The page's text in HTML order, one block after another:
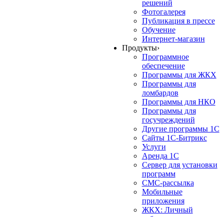
решений
Фотогалерея
Публикация в прессе
Обучение
Интернет-магазин
Продукты›
Программное
обеспечение
Программы для ЖКХ
Программы для
ломбардов
Программы для НКО
Программы для
госучреждений
Другие программы 1С
Сайты 1С-Битрикс
Услуги
Аренда 1С
Сервер для установки
программ
СМС-рассылка
Мобильные
приложения
ЖКХ: Личный